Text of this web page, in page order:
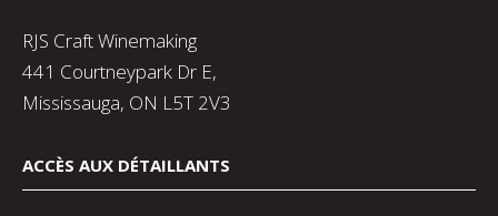
RJS Craft Winemaking
441 Courtneypark Dr E,
Mississauga, ON L5T 2V3
ACCÈS AUX DÉTAILLANTS